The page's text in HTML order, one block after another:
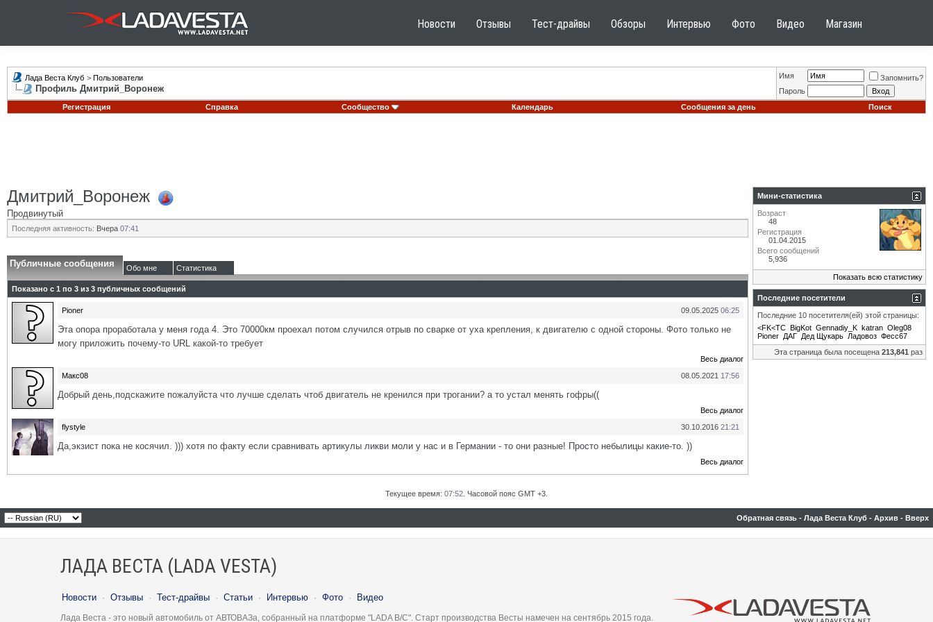
Новости Отзывы Тест-драйвы Обзоры Интервью Фото Видео Магазин
Лада Веста Клуб > Пользователи
Профиль Дмитрий_Воронеж
Имя
Запомнить?
Пароль
Регистрация
Справка Сообщество Календарь Сообщения за день Поиск
Дмитрий_Воронеж
Продвинутый
Последняя активность: Вчера 07:41
Публичные сообщения Обо мне Статистика
Показано с 1 по 3 из 3 публичных сообщений
09.05.2025 06:25
Pioner
Эта опора проработала у меня года 4. Это 70000км проехал потом случился отрыв по сварке от уха крепления, к двигателю с одной стороны. Фото только не
могу приложить почему-то URL какой-то требует
Весь диалог
08.05.2021 17:56
Макс08
Добрый день,подскажите пожалуйста что лучше сделать чтоб двигатель не кренился при трогании? а то устал менять гофры((
Весь диалог
30.10.2016 21:21
flystyle
Да,экзист пока не косячил. ))) хотя по факту если сравнивать артикулы ликви моли у нас и в Германии - то они разные! Просто небылицы какие-то. ))
Весь диалог
Мини-статистика
Возраст
48
Регистрация
01.04.2015
Всего сообщений
5,936
Показать всю статистику
Последние посетители
Последние 10 посетителя(ей) этой страницы:
<FK<TC BigKot Gennadiy_K katran Oleg08
Pioner ДАГ Дед Щукарь Ладовоз Фесс67
Эта страница была посещена 213,841 раз
Текущее время: 07:52 . Часовой пояс GMT +3.
Обратная связь - Лада Веста Клуб - Архив - Вверх
ЛАДА ВЕСТА (LADA VESTA)
Новости · Отзывы · Тест-драйвы · Статьи · Интервью · Фото · Видео
Лада Веста - это новый автомобиль от АВТОВАЗа, собранный на платформе "LADA B/C". Старт производства Весты намечен на сентябрь 2015 года.